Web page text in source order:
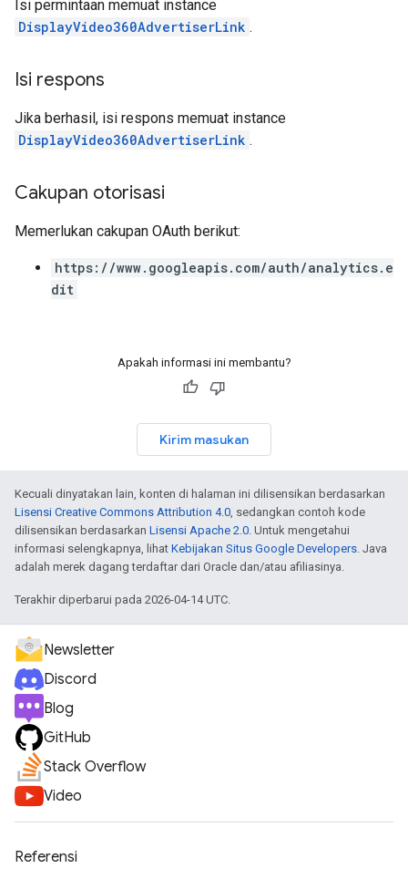
Isi permintaan memuat instance
DisplayVideo360AdvertiserLink .
Isi respons
Jika berhasil, isi respons memuat instance
DisplayVideo360AdvertiserLink .
Cakupan otorisasi
Memerlukan cakupan OAuth berikut:
https://www.googleapis.com/auth/analytics.e
dit
Apakah informasi ini membantu?
Kirim masukan
Kecuali dinyatakan lain, konten di halaman ini dilisensikan berdasarkan
Lisensi Creative Commons Attribution 4.0, sedangkan contoh kode
dilisensikan berdasarkan Lisensi Apache 2.0. Untuk mengetahui
informasi selengkapnya, lihat Kebijakan Situs Google Developers. Java
adalah merek dagang terdaftar dari Oracle dan/atau afiliasinya.
Terakhir diperbarui pada 2026-04-14 UTC.
Newsletter
Discord
Blog
GitHub
Stack Overflow
Video
Referensi